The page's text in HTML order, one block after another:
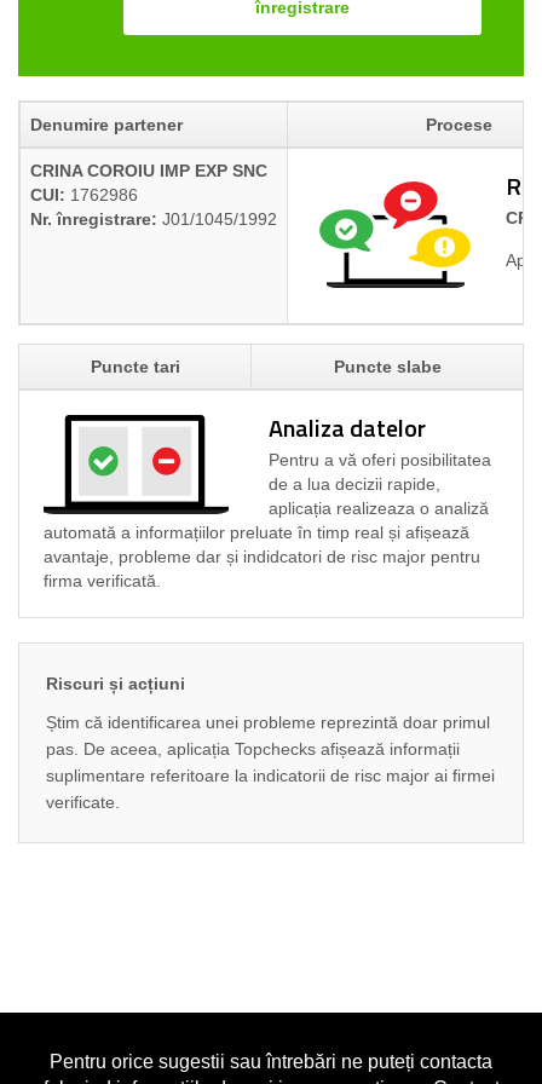
înregistrare
Denumire partener Procese
CRINA COROIU IMP EXP SNC
CUI: 1762986
Nr. înregistrare: J01/1045/1992
Puncte tari Puncte slabe
Analiza datelor
Pentru a vă oferi posibilitatea
de a lua decizii rapide,
aplicația realizeaza o analiză
automată a informațiilor preluate în timp real și afișează
avantaje, probleme dar și indidcatori de risc major pentru
firma verificată.
Riscuri și acțiuni
Știm că identificarea unei probleme reprezintă doar primul
pas. De aceea, aplicația Topchecks afișează informații
suplimentare referitoare la indicatorii de risc major ai firmei
verificate.
Pentru orice sugestii sau întrebări ne puteți contacta